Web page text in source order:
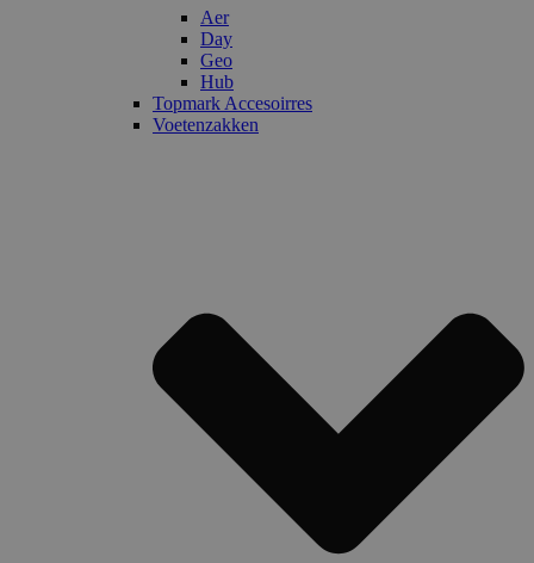
Aer
Day
Geo
Hub
Topmark Accesoirres
Voetenzakken